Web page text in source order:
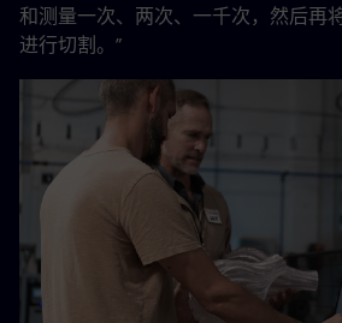
和测量一次、两次、一千次，然后再
进行切割。”